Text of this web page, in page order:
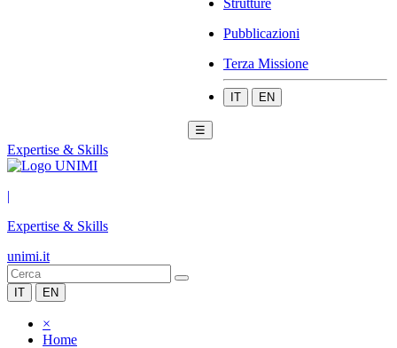
Strutture
Pubblicazioni
Terza Missione
IT EN
☰
Expertise & Skills
|
Expertise & Skills
unimi.it
IT EN
×
Home